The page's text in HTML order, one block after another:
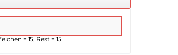
= 15, Rest = 15